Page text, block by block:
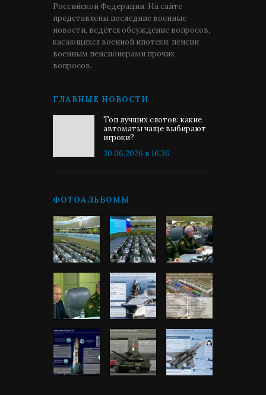
Российской Федерации. На сайте
представлены последние военные
новости, ведётся обсуждение вопросов,
касающихся военной ипотеки, пенсии
военным пенсионерами прочих
вопросов.
ГЛАВНЫЕ НОВОСТИ
Топ лучших слотов: какие
автоматы чаще выбирают
игроки?
30.06.2026 в 16:36
ФОТОАЛЬБОМЫ